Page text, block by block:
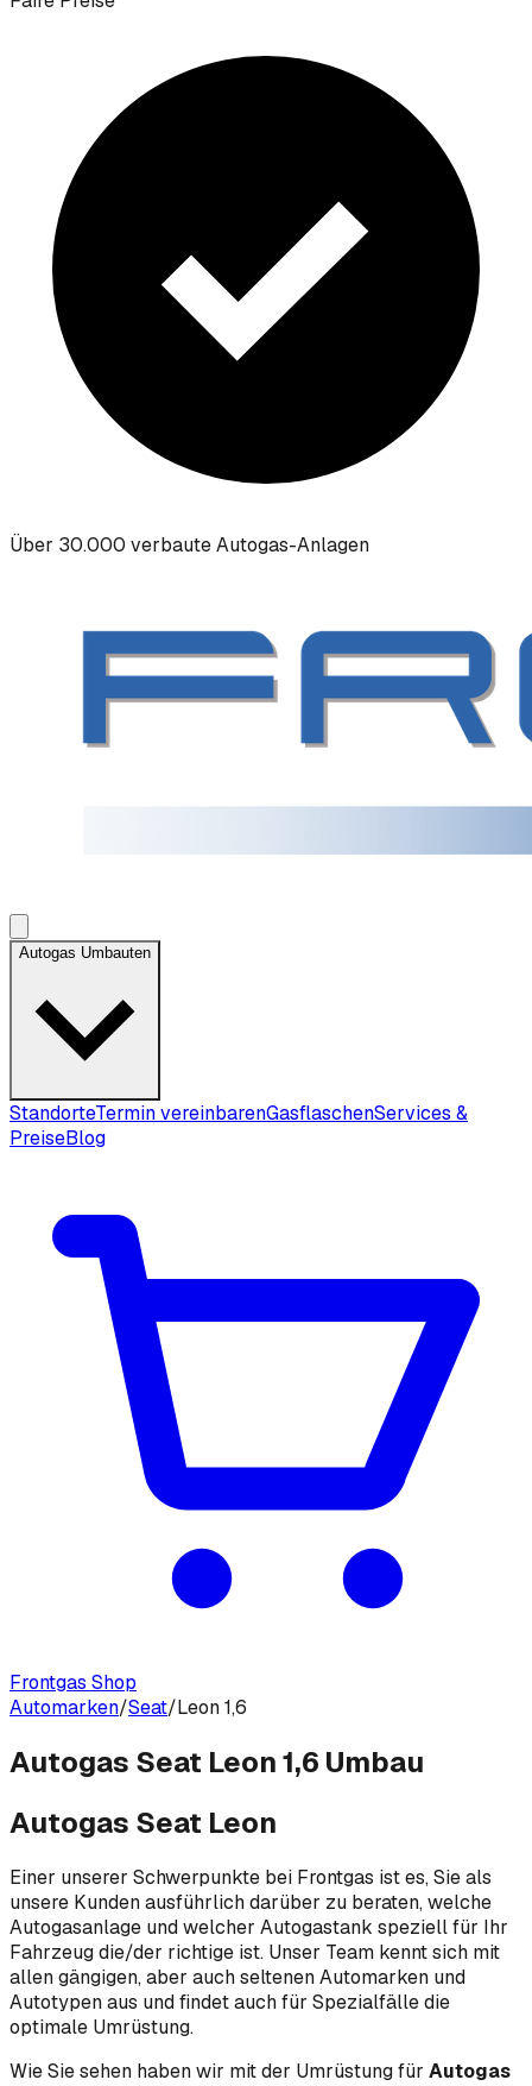
Über 30.000 verbaute Autogas-Anlagen
Autogas Umbauten
StandorteTermin vereinbarenGasflaschenServices &
PreiseBlog
Frontgas Shop
Automarken/Seat/Leon 1,6
Autogas Seat Leon 1,6 Umbau
Autogas Seat Leon
Einer unserer Schwerpunkte bei Frontgas ist es, Sie als
unsere Kunden ausführlich darüber zu beraten, welche
Autogasanlage und welcher Autogastank speziell für Ihr
Fahrzeug die/der richtige ist. Unser Team kennt sich mit
allen gängigen, aber auch seltenen Automarken und
Autotypen aus und findet auch für Spezialfälle die
optimale Umrüstung.
Wie Sie sehen haben wir mit der Umrüstung für Autogas